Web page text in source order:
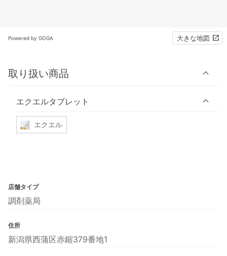
Powered by GOGA 大きな地図
取り扱い商品
エクエルタブレット
エクエル
店舗タイプ
調剤薬局
住所
新潟県西蒲区赤鏥379番地1